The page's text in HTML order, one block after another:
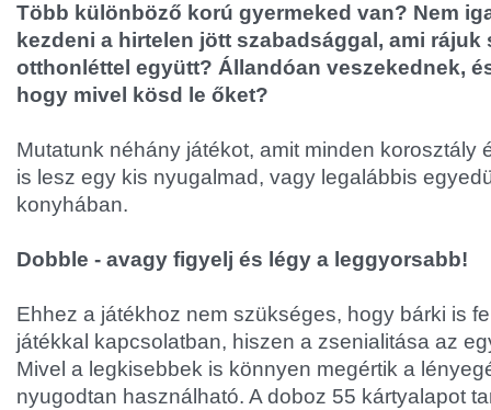
Több különböző korú gyermeked van? Nem
kezdeni a hirtelen jött szabadsággal, ami rájuk
otthonléttel együtt? Állandóan veszekednek,
hogy mivel kösd le őket?
Mutatunk néhány játékot, amit minden korosztály
is lesz egy kis nyugalmad, vagy legalábbis
konyhában.
Dobble - avagy figyelj és légy a leggyorsabb!
Ehhez a játékhoz nem szükséges, hogy bárki is
játékkal kapcsolatban, hiszen a zsenialitása az
Mivel a legkisebbek is könnyen megértik a
nyugodtan használható. A doboz 55 kártyalapot